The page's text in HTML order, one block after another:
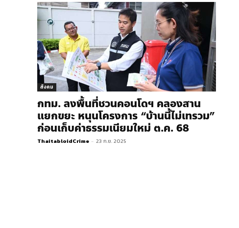
สังคม
กทม. ลงพื้นที่ชวนคอนโดฯ คลองสาน
แยกขยะ หนุนโครงการ “บ้านนี้ไม่เทรวม”
ก่อนเก็บค่าธรรมเนียมใหม่ ต.ค. 68
ThaitabloidCrime - 23 ก.ย. 2025